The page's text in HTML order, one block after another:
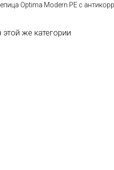
Optima Modern PE с
же категории